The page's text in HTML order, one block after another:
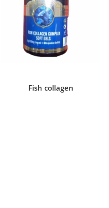
Fish collagen